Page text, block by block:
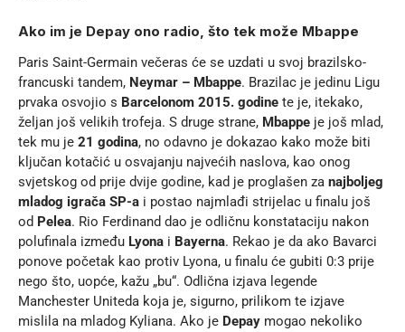
Ako im je Depay ono radio, što tek može Mbappe
Paris Saint-Germain večeras će se uzdati u svoj brazilsko-
francuski tandem, Neymar – Mbappe. Brazilac je jedinu Ligu
prvaka osvojio s Barcelonom 2015. godine te je, itekako,
željan još velikih trofeja. S druge strane, Mbappe je još mlad,
tek mu je 21 godina, no odavno je dokazao kako može biti
ključan kotačić u osvajanju najvećih naslova, kao onog
svjetskog od prije dvije godine, kad je proglašen za najboljeg
mladog igrača SP-a i postao najmlađi strijelac u finalu još
od Pelea. Rio Ferdinand dao je odličnu konstataciju nakon
polufinala između Lyona i Bayerna. Rekao je da ako Bavarci
ponove početak kao protiv Lyona, u finalu će gubiti 0:3 prije
nego što, uopće, kažu „bu“. Odlična izjava legende
Manchester Uniteda koja je, sigurno, prilikom te izjave
mislila na mladog Kyliana. Ako je Depay mogao nekoliko